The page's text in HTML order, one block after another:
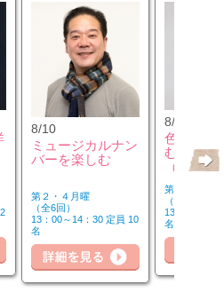
8/10
ミュージカルナン
バーを楽しむ
第２・４月曜
（全6回）
13：00～14：30 定員 10
名
8/12
色のチカ
むカラー
（第2水
第２水曜
（全3回）
13：00～14
名
詳細を見る